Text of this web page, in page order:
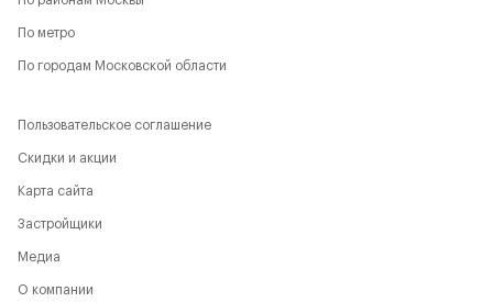
По метро
По городам Московской области
Пользовательское соглашение
Скидки и акции
Карта сайта
Застройщики
Медиа
О компании